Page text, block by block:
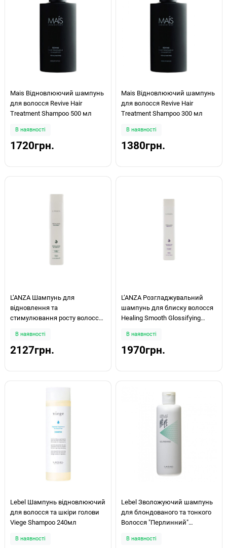
Mais Відновлюючий шампунь
для волосся Revive Hair
Treatment Shampoo 500 мл
В наявності
1720грн.
Mais Відновлюючий шампунь
для волосся Revive Hair
Treatment Shampoo 300 мл
В наявності
1380грн.
LʼANZA Шампунь для
відновлення та
стимулювання росту волосся
Shampoo 300 мл
В наявності
2127грн.
LʼANZA Розгладжувальний
шампунь для блиску волосся
Healing Smooth Glossifying
В наявності
1970грн.
Lebel Шампунь відновлюючий
для волосся та шкіри голови
Viege Shampoo 240мл
В наявності
Lebel Зволожуючий шампунь
для блондованого та тонкого
Волосся "Перлинний"
В наявності